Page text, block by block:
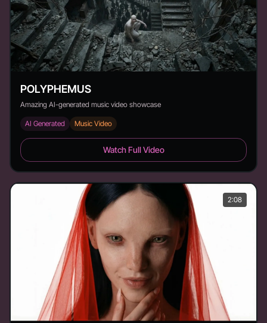
POLYPHEMUS
Amazing AI-generated music video showcase
AI Generated Music Video
POLYPHEMUS - Duration: 1:52
Watch Full Video
2:08